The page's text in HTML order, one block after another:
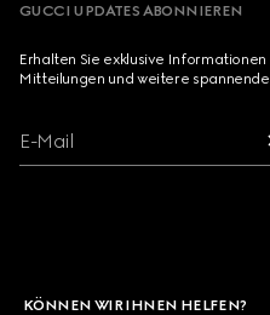
GUCCI UPDATES ABONNIEREN
Erhalten Sie exklusive
Mitteilungen und weitere
E-Mail
KÖNNEN WIR IHNEN HELFEN?